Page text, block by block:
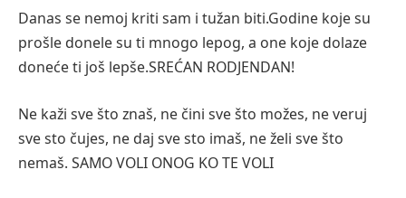
Danas se nemoj kriti sam i tužan biti.Godine koje su
prošle donele su ti mnogo lepog, a one koje dolaze
doneće ti još lepše.SREĆAN RODJENDAN!
Ne kaži sve što znaš, ne čini sve što možes, ne veruj
sve sto čujes, ne daj sve sto imaš, ne želi sve što
nemaš. SAMO VOLI ONOG KO TE VOLI